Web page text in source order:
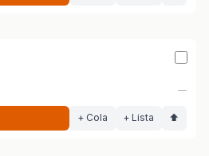
—
+ Cola + Lista ⬆